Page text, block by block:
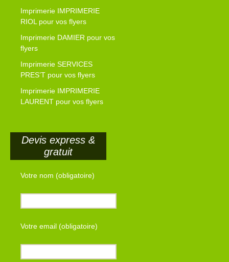
Imprimerie IMPRIMERIE
RIOL pour vos flyers
Imprimerie DAMIER pour vos
flyers
Imprimerie SERVICES
PRES’T pour vos flyers
Imprimerie IMPRIMERIE
LAURENT pour vos flyers
Devis express &
gratuit
Votre nom (obligatoire)
Votre email (obligatoire)